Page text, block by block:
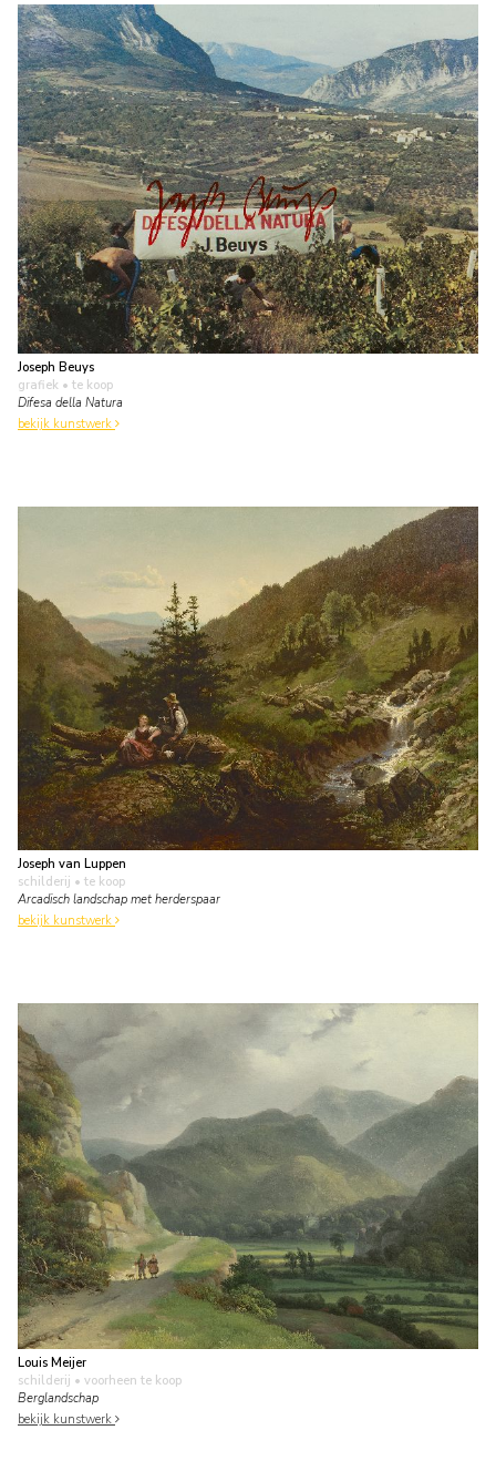
Joseph Beuys
grafiek • te koop
Difesa della Natura
bekijk kunstwerk
Joseph van Luppen
schilderij • te koop
Arcadisch landschap met herderspaar
bekijk kunstwerk
Louis Meijer
schilderij • voorheen te koop
Berglandschap
bekijk kunstwerk